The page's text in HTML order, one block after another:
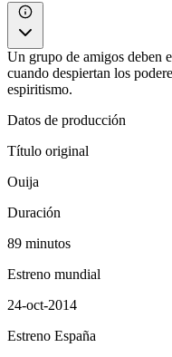
Un grupo de amigos deben
cuando despiertan los
espiritismo.
Datos de producción
Título original
Ouija
Duración
89 minutos
Estreno mundial
24-oct-2014
Estreno España